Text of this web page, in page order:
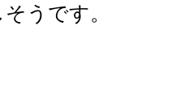
うです。